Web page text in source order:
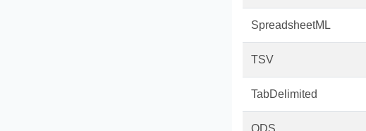
SpreadsheetML
TSV
TabDelimited
ODS